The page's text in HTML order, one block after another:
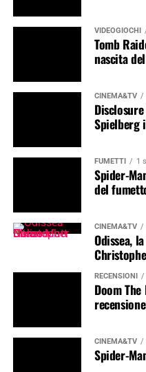
VIDEOGIOCHI
Tomb
nascita
CINEMA&TV
Spielberg
FUMETTI 1
Spider-
del
CINEMA&TV
Odissea,
RECENSIONI
Doom
CINEMA&TV
Spider-